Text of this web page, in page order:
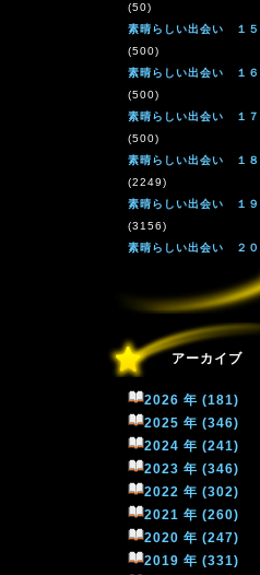
(50)
素晴らしい出会い １５
(500)
素晴らしい出会い １６
(500)
素晴らしい出会い １７
(500)
素晴らしい出会い １８
(2249)
素晴らしい出会い １９
(3156)
素晴らしい出会い ２０
アーカイブ
2026 年 (181)
2025 年 (346)
2024 年 (241)
2023 年 (346)
2022 年 (302)
2021 年 (260)
2020 年 (247)
2019 年 (331)